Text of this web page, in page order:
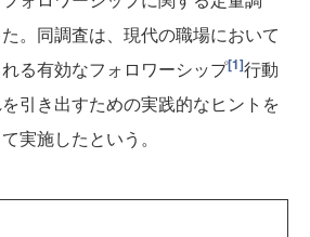
。同調査は、現代の職場において
る有効なフォロワーシップ[1]行動
引き出すための実践的なヒントを
実施したという。